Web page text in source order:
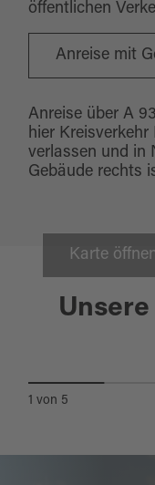
Karte
öffentlichen
Anreise mit
Anreise über A
hier
verlassen und in
Gebäude rechts
Neustadt a.d.
1 von 5